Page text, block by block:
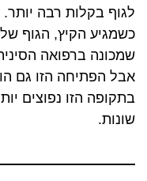
לגוף בקלות רבה יותר.
כשמגיע הקיץ, הגוף
שמכונה ברפואה
אבל הפתיחה הזו גם
בתקופה הזו נפוצים
שונות.